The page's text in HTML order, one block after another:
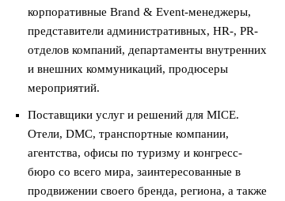
корпоративные Brand & Event-менеджеры,
представители административных, HR-, PR-
отделов компаний, департаменты внутренних
и внешних коммуникаций, продюсеры
мероприятий.
Поставщики услуг и решений для MICE.
Отели, DMC, транспортные компании,
агентства, офисы по туризму и конгресс-
бюро со всего мира, заинтересованные в
продвижении своего бренда, региона, а также